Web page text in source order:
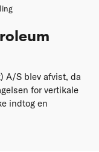
A/S blev afvist, da
for vertikale
indtog en